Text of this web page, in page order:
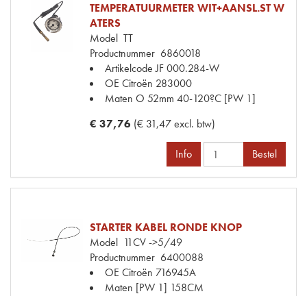
TEMPERATUURMETER WIT+AANSL.ST W
ATERS
Model TT
Productnummer 6860018
Artikelcode JF000.284-W
OE Citroën 283000
Maten O 52mm 40-120?C [PW 1]
€ 37,76 (€ 31,47 excl. btw)
Info Bestel
STARTER KABEL RONDE KNOP
Model 11CV ->5/49
Productnummer 6400088
OE Citroën 716945A
Maten [PW 1] 158CM